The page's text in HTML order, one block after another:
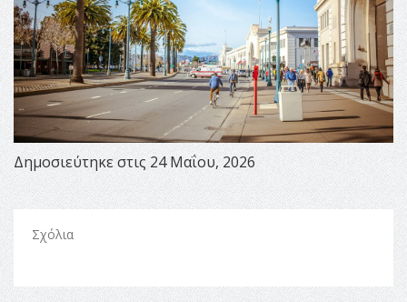
Δημοσιεύτηκε στις 24 Μαΐου, 2026
Σχόλια